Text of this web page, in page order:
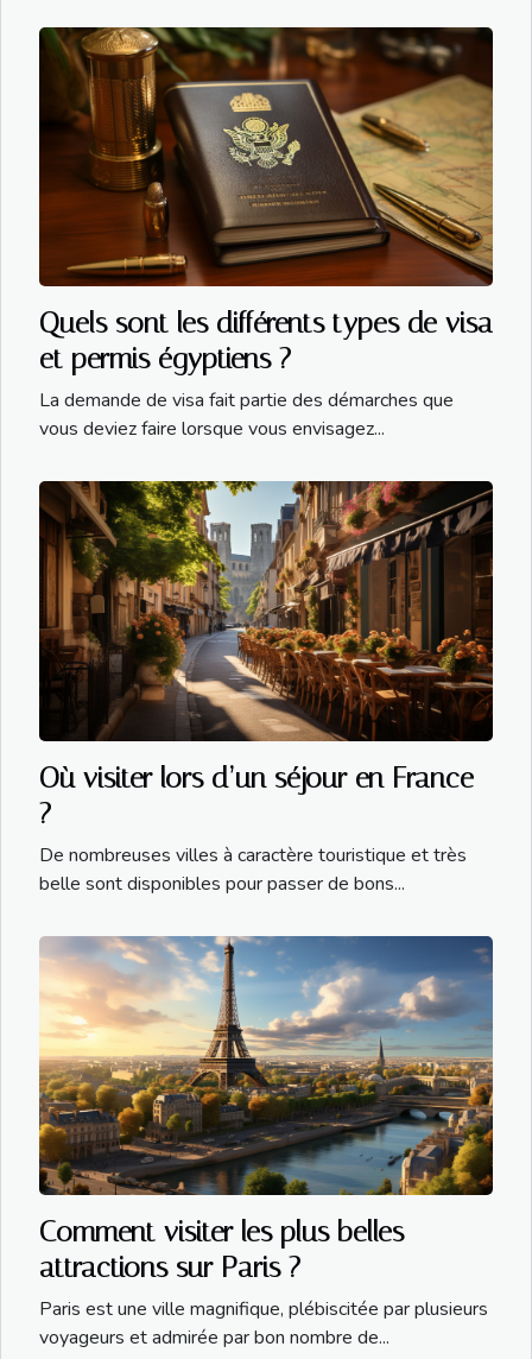
Quels sont les différents types de visa
et permis égyptiens ?
La demande de visa fait partie des démarches que
vous deviez faire lorsque vous envisagez...
Où visiter lors d’un séjour en France
?
De nombreuses villes à caractère touristique et très
belle sont disponibles pour passer de bons...
Comment visiter les plus belles
attractions sur Paris ?
Paris est une ville magnifique, plébiscitée par plusieurs
voyageurs et admirée par bon nombre de...